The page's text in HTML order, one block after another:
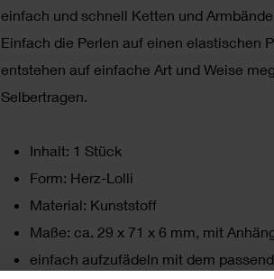
einfach und schnell Ketten und
Einfach die Perlen auf einen elastischen
entstehen auf einfache Art und Weise
Selbertragen.
Inhalt: 1 Stück
Form: Herz-Lolli
Material: Kunststoff
Maße: ca. 29 x 71 x 6 mm, mit
einfach aufzufädeln mit dem